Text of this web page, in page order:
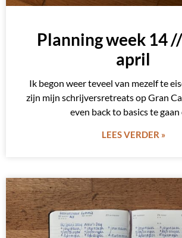
Planning week 14
april
Ik begon weer teveel van mezelf te
zijn mijn schrijversretreats op Gran
even back to basics te gaan
LEES VERDER »